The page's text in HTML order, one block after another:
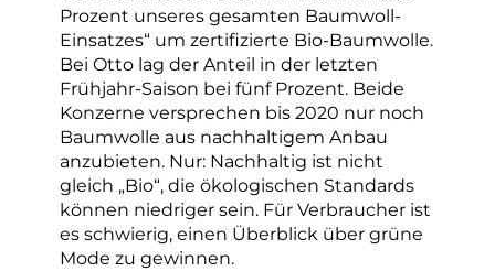
Prozent unseres gesamten Baumwoll-
Einsatzes“ um zertifizierte Bio-Baumwolle.
Bei Otto lag der Anteil in der letzten
Frühjahr-Saison bei fünf Prozent. Beide
Konzerne versprechen bis 2020 nur noch
Baumwolle aus nachhaltigem Anbau
anzubieten. Nur: Nachhaltig ist nicht
gleich „Bio“, die ökologischen Standards
können niedriger sein. Für Verbraucher ist
es schwierig, einen Überblick über grüne
Mode zu gewinnen.